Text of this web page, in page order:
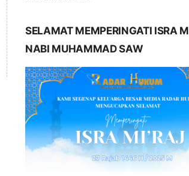
SELAMAT MEMPERINGATI ISRA
NABI MUHAMMAD SAW